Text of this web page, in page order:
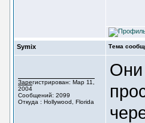
Symix Тема
Зарегистрирован: Мар 11,
2004
Сообщений: 2099
Откуда : Hollywood, Florida
Они